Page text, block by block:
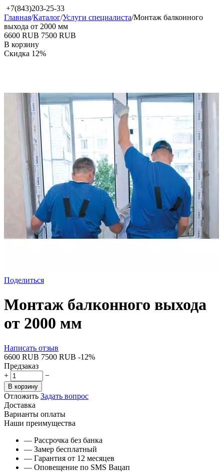
+7(843)203-25-33
Главная/Каталог/Услуги специалиста/Монтаж балконного
выхода от 2000 мм
‍6600‍ RUB ‍7500‍ RUB
В корзину
Скидка 12%
Поделиться
Монтаж балконного выхода
от 2000 мм
Написать отзыв
‍6600‍ RUB ‍7500‍ RUB -12%
Предзаказ
+
−
В корзину
Отложить Задать вопрос
Доставка
Варианты оплаты
Наши преимущества
— Рассрочка без банка
— Замер бесплатный
— Гарантия от 12 месяцев
— Оповещение по SMS Вацап